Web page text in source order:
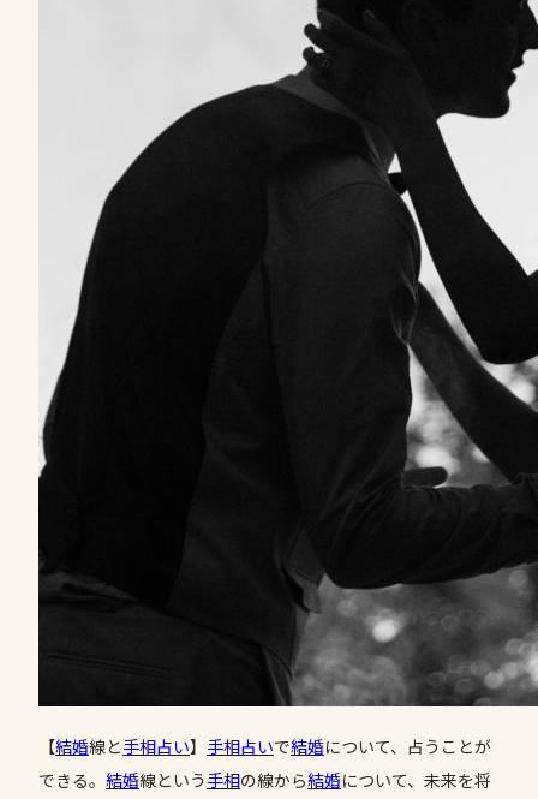
【結婚線と手相占い】 手相占いで結婚について、占うことが
できる。 結婚線という手相の線から結婚について、未来を将